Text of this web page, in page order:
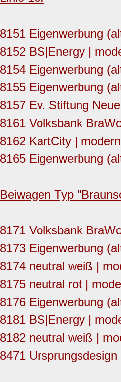
8151 Eigenwerbung
8152 BS|Energy |
8154 Eigenwerbung
8155 Eigenwerbung
8157 Ev. Stiftung
8161 Volksbank
8162 KartCity |
8165 Eigenwerbung
Beiwagen Typ
8171 Volksbank
8173 Eigenwerbung
8174 neutral weiß |
8175 neutral rot |
8176 Eigenwerbung
8181 BS|Energy |
8182 neutral weiß |
8471 Ursprungsdesign